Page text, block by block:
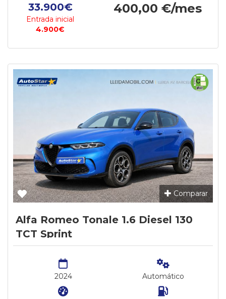
33.900€
Entrada inicial
4.900€
400,00 €/mes
Comparar
Alfa Romeo Tonale 1.6 Diesel 130
TCT Sprint
2024 Automático